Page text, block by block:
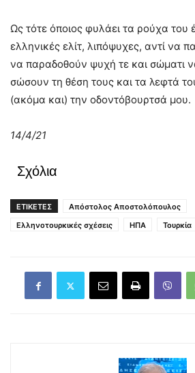
Ως τότε όποιος φυλάει τα ρούχα του
ελληνικές ελίτ, λιπόψυχες, αντί να
να παραδοθούν ψυχή τε και σώματι
σώσουν τη θέση τους και τα λεφτά
(ακόμα και) την οδοντόβουρτσά μου.
14/4/21
Σχόλια
ΕΤΙΚΕΤΕΣ
Απόστολος Αποστολόπουλος
Ελληνοτουρκικές σχέσεις
ΗΠΑ Τουρκία